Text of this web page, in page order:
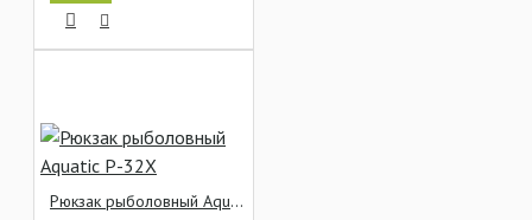
Рюкзак рыболовный Aquatic Р-32Х